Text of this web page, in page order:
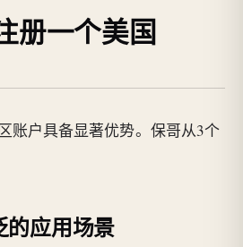
册一个美国
账户具备显著优势。保哥从3个
的应用场景